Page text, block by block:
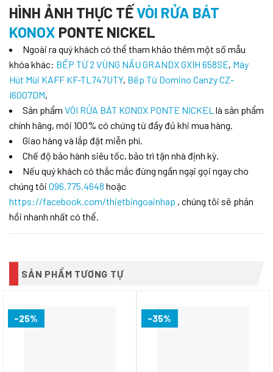
HÌNH ẢNH THỰC TẾVÒI RỬA BÁT
KONOX PONTE NICKEL
Ngoài ra quý khách có thể tham khảo thêm một số mẫu
khóa khác: BẾP TỪ 2 VÙNG NẤU GRANDX GXIH 658SE, Máy
Hút Mùi KAFF KF-TL747UTY, Bếp Từ Domino Canzy CZ-
I6007DM,
Sản phẩm VÒI RỬA BÁT KONOX PONTE NICKEL là sản phẩm
chính hãng, mới 100% có chứng từ đầy đủ khi mua hàng.
Giao hàng và lắp đặt miễn phí.
Chế độ bảo hành siêu tốc, bảo trì tận nhà định kỳ.
Nếu quý khách có thắc mắc đừng ngần ngại gọi ngay cho
chúng tôi 096.775.4648 hoặc
https://facebook.com/thietbingoainhap , chúng tôi sẽ phản
hồi nhanh nhất có thể.
SẢN PHẨM TƯƠNG TỰ
-25% -35%